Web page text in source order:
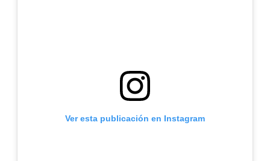
Ver esta publicación en Instagram